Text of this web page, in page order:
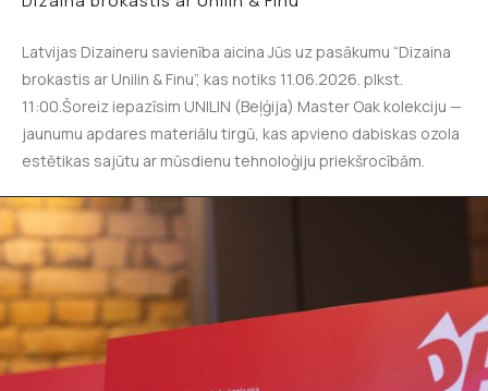
Latvijas Dizaineru savienība aicina Jūs uz pasākumu “Dizaina
brokastis ar Unilin & Finu”, kas notiks 11.06.2026. plkst.
11:00.Šoreiz iepazīsim UNILIN (Beļģija) Master Oak kolekciju —
jaunumu apdares materiālu tirgū, kas apvieno dabiskas ozola
estētikas sajūtu ar mūsdienu tehnoloģiju priekšrocībām.